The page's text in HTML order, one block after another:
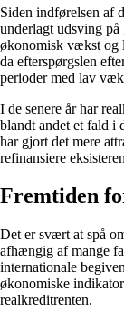
Siden indførelsen af
underlagt udsving
økonomisk vækst og
da efterspørgslen
perioder med lav
I de senere år har
blandt andet et fald i
har gjort det mere
refinansiere
Fremtiden
Det er svært at spå
afhængig af mange
internationale
økonomiske
realkreditrenten.